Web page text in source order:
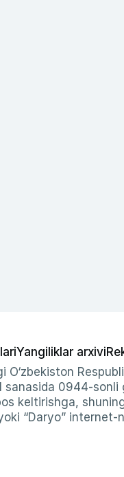
Yangiliklar arxivi
0944-
keltirishga,
“Daryo”